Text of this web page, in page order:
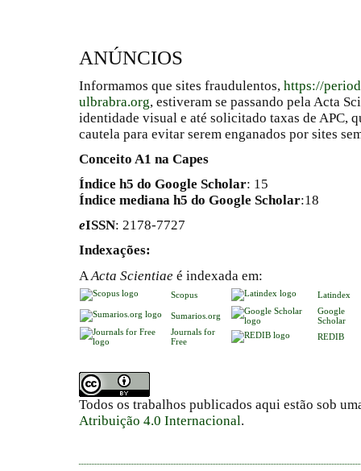
ANÚNCIOS
Informamos que sites fraudulentos, https://
ulbrabra.org, estiveram se passando pela Acta
identidade visual e até solicitado taxas de APC,
cautela para evitar serem enganados por sites
Conceito A1 na Capes
Índice h5 do Google Scholar: 15
Índice mediana h5 do Google Scholar:18
eISSN: 2178-7727
Indexações:
A Acta Scientiae é indexada em:
Scopus Latindex
Sumarios.org
Google
Scholar
Journals for
Free
REDIB
Todos os trabalhos publicados aqui estão sob
Atribuição 4.0 Internacional.